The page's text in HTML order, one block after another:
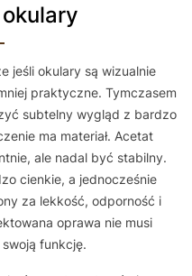
jeśli okulary są wizualnie
praktyczne. Tymczasem
subtelny wygląd z bardzo
ma materiał. Acetat
ale nadal być stabilny.
cienkie, a jednocześnie
za lekkość, odporność i
oprawa nie musi
funkcję.